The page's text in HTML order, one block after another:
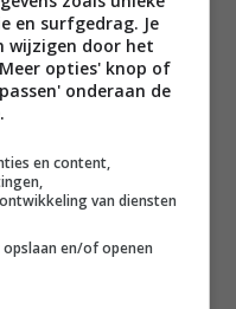
in de winter, heeft
maanden wel
rijker en warmer
Of lauwwarme
Thaise kipsalade.
smaak Die je
eten. En met de
heerlijk lunchen. Of
en eet er
de dressing apart en
kipsalade als je ‘m
en surfgedrag. Je
wijzigen door het
opties' knop of
onderaan de
en content,
van diensten
en/of openen